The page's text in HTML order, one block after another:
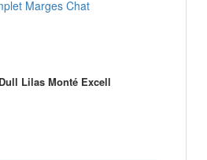
Lilas Monté Excell